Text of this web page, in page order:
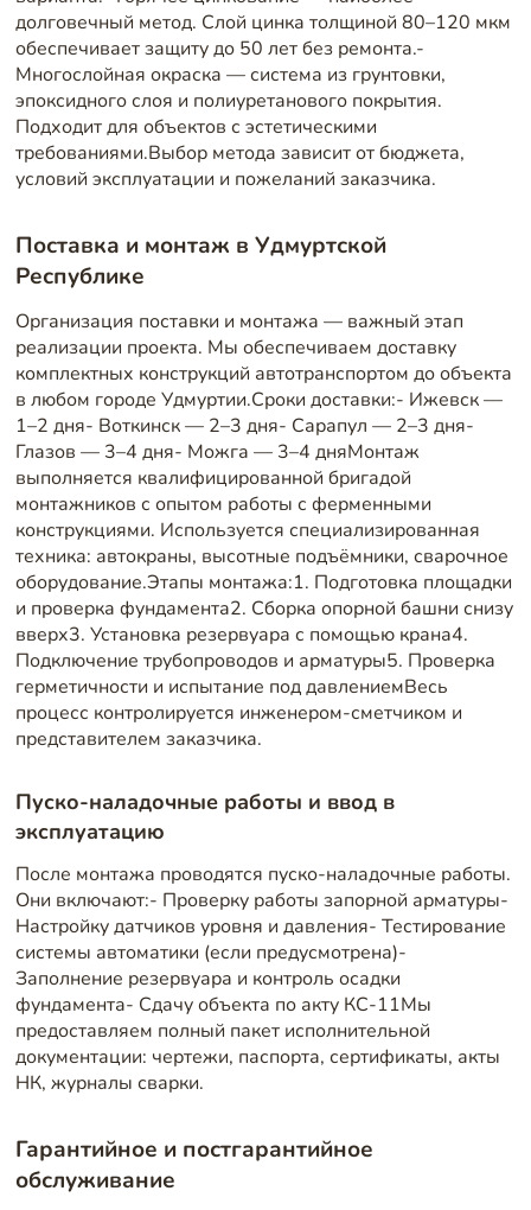
долговечный метод. Слой цинка толщиной 80–120 мкм
обеспечивает защиту до 50 лет без ремонта.-
Многослойная окраска — система из грунтовки,
эпоксидного слоя и полиуретанового покрытия.
Подходит для объектов с эстетическими
требованиями.Выбор метода зависит от бюджета,
условий эксплуатации и пожеланий заказчика.
Поставка и монтаж в Удмуртской
Республике
Организация поставки и монтажа — важный этап
реализации проекта. Мы обеспечиваем доставку
комплектных конструкций автотранспортом до объекта
в любом городе Удмуртии.Сроки доставки:- Ижевск —
1–2 дня- Воткинск — 2–3 дня- Сарапул — 2–3 дня-
Глазов — 3–4 дня- Можга — 3–4 дняМонтаж
выполняется квалифицированной бригадой
монтажников с опытом работы с ферменными
конструкциями. Используется специализированная
техника: автокраны, высотные подъёмники, сварочное
оборудование.Этапы монтажа:1. Подготовка площадки
и проверка фундамента2. Сборка опорной башни снизу
вверх3. Установка резервуара с помощью крана4.
Подключение трубопроводов и арматуры5. Проверка
герметичности и испытание под давлениемВесь
процесс контролируется инженером-сметчиком и
представителем заказчика.
Пуско-наладочные работы и ввод в
эксплуатацию
После монтажа проводятся пуско-наладочные работы.
Они включают:- Проверку работы запорной арматуры-
Настройку датчиков уровня и давления- Тестирование
системы автоматики (если предусмотрена)-
Заполнение резервуара и контроль осадки
фундамента- Сдачу объекта по акту КС-11Мы
предоставляем полный пакет исполнительной
документации: чертежи, паспорта, сертификаты, акты
НК, журналы сварки.
Гарантийное и постгарантийное
обслуживание